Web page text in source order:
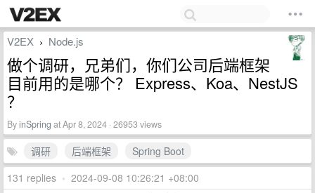
V2EX › Node.js
做个调研，兄弟们，你们公司后端框架
目前用的是哪个？ Express、Koa、NestJS
？
ByinSpring at Apr 8, 2024 · 26953 views
调研 后端框架
Spring Boot
131 replies • 2024-09-08 10:26:21 +08:00